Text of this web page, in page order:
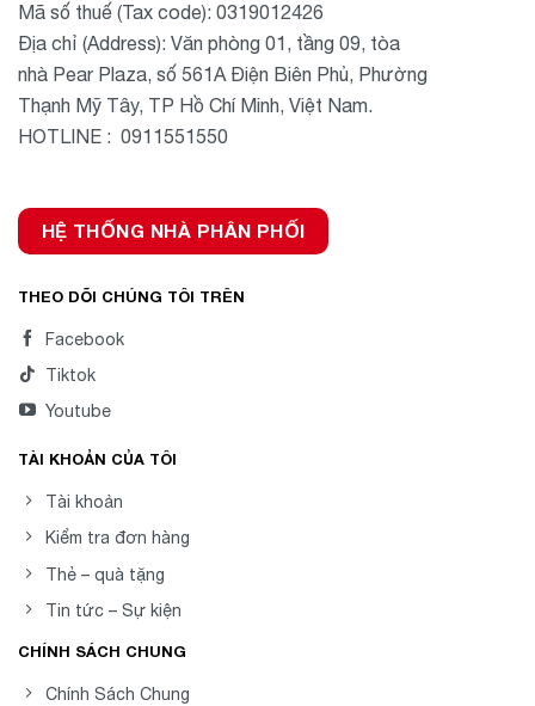
Mã số thuế (Tax code): 0319012426
Địa chỉ (Address): Văn phòng 01, tầng 09, tòa
nhà Pear Plaza, số 561A Điện Biên Phủ, Phường
Thạnh Mỹ Tây, TP Hồ Chí Minh, Việt Nam.
HOTLINE : 0911551550
HỆ THỐNG NHÀ PHÂN PHỐI
THEO DÕI CHÚNG TÔI TRÊN
Facebook
Tiktok
Youtube
TÀI KHOẢN CỦA TÔI
Tài khoản
Kiểm tra đơn hàng
Thẻ – quà tặng
Tin tức – Sự kiện
CHÍNH SÁCH CHUNG
Chính Sách Chung